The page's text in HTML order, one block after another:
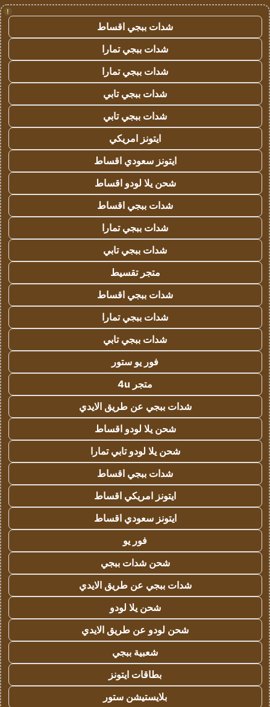
!
شدات ببجي اقساط
شدات ببجي تمارا
شدات ببجي تمارا
شدات ببجي تابي
شدات ببجي تابي
ايتونز امريكي
ايتونز سعودي اقساط
شحن يلا لودو اقساط
شدات ببجي اقساط
شدات ببجي تمارا
شدات ببجي تابي
متجر تقسيط
شدات ببجي اقساط
شدات ببجي تمارا
شدات ببجي تابي
فور يو ستور
متجر 4u
شدات ببجي عن طريق الايدي
شحن يلا لودو اقساط
شحن يلا لودو تابي تمارا
شدات ببجي اقساط
ايتونز امريكي اقساط
ايتونز سعودي اقساط
فور يو
شحن شدات ببجي
شدات ببجي عن طريق الايدي
شحن يلا لودو
شحن لودو عن طريق الايدي
شعبية ببجي
بطاقات ايتونز
بلايستيشن ستور